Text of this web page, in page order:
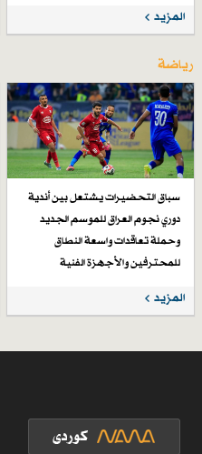
المزيد
رياضة
سباق التحضيرات يشتعل بين أندية
دوري نجوم العراق للموسم الجديد
وحملة تعاقدات واسعة النطاق
للمحترفين والأجهزة الفنية
قبل 4 أيام
المزيد